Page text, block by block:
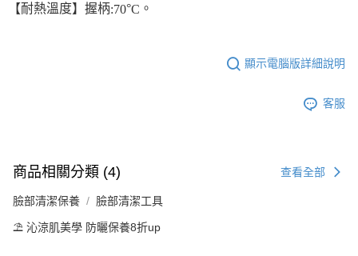
【耐熱溫度】握柄:70°C 。
顯示電腦版詳細說明
客服
商品相關分類 (4) 查看全部
臉部清潔保養 臉部清潔工具
⛱️ 沁涼肌美學 防曬保養8折up